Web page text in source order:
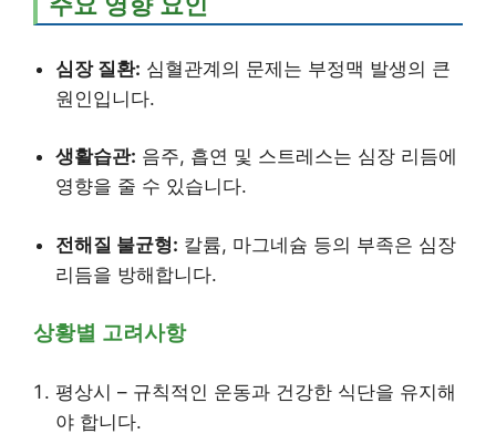
심장 질환: 심혈관계의 문제는 부정맥 발생의 큰
원인입니다.
생활습관: 음주, 흡연 및 스트레스는 심장 리듬에
영향을 줄 수 있습니다.
전해질 불균형: 칼륨, 마그네슘 등의 부족은 심장
리듬을 방해합니다.
상황별 고려사항
평상시 – 규칙적인 운동과 건강한 식단을 유지해
야 합니다.